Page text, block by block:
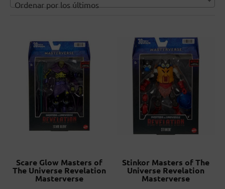
Ordenar por los últimos
Scare Glow Masters of
The Universe Revelation
Masterverse
Stinkor Masters of The
Universe Revelation
Masterverse